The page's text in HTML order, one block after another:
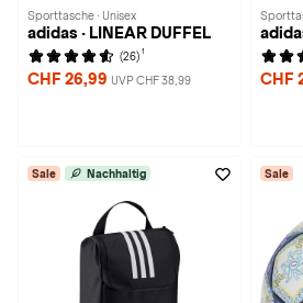
Sporttasche · Unisex
adidas · LINEAR DUFFEL
(26) 1
CHF 26,99 UVP CHF 38,99 CHF
Sale Nachhaltig Sale